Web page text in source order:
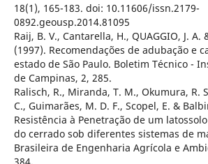
18(1), 165-183. doi: 10.11606/issn.2179-
0892.geousp.2014.81095
Raij, B. V., Cantarella, H., QUAGGIO, J. A.
(1997). Recomendações de adubação e
estado de São Paulo. Boletim Técnico -
de Campinas, 2, 285.
Ralisch, R., Miranda, T. M., Okumura, R.
C., Guimarães, M. D. F., Scopel, E. &
Resistência à Penetração de um
do cerrado sob diferentes sistemas de
Brasileira de Engenharia Agrícola e
384.